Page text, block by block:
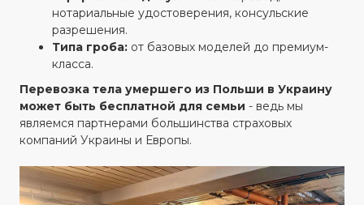
нотариальные удостоверения, консульские
разрешения.
Типа гроба:от базовых моделей до премиум-
класса.
Перевозка тела умершего из Польши в Украину
может быть бесплатной для семьи - ведь мы
являемся партнерами большинства страховых
компаний Украины и Европы.